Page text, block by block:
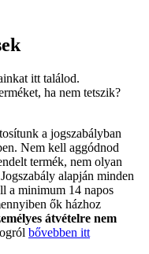
itt találod.
ha nem tetszik?
a jogszabályban
Nem kell aggódnod
termék, nem olyan
alapján minden
a minimum 14 napos
ők házhoz
átvételre nem
bővebben itt